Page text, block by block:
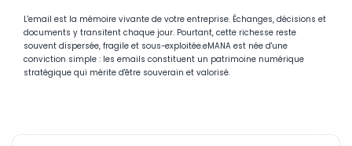
L'email est la mémoire vivante de votre entreprise. Échanges, décisions et
documents y transitent chaque jour. Pourtant, cette richesse reste
souvent dispersée, fragile et sous-exploitée.eMANA est née d'une
conviction simple : les emails constituent un patrimoine numérique
stratégique qui mérite d'être souverain et valorisé.